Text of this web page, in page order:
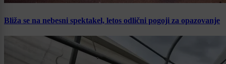
Bliža se na nebesni spektakel, letos odlični pogoji za opazovanje